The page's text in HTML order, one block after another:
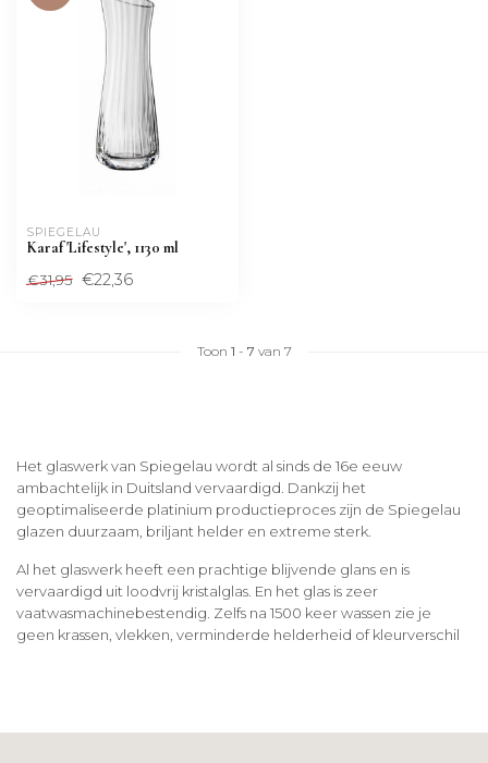
SPIEGELAU
Karaf 'Lifestyle', 1130 ml
€31,95 €22,36
Toon 1 - 7 van 7
Het glaswerk van Spiegelau wordt al sinds de 16e eeuw
ambachtelijk in Duitsland vervaardigd. Dankzij het
geoptimaliseerde platinium productieproces zijn de Spiegelau
glazen duurzaam, briljant helder en extreme sterk.
Al het glaswerk heeft een prachtige blijvende glans en is
vervaardigd uit loodvrij kristalglas. En het glas is zeer
vaatwasmachinebestendig. Zelfs na 1500 keer wassen zie je
geen krassen, vlekken, verminderde helderheid of kleurverschil